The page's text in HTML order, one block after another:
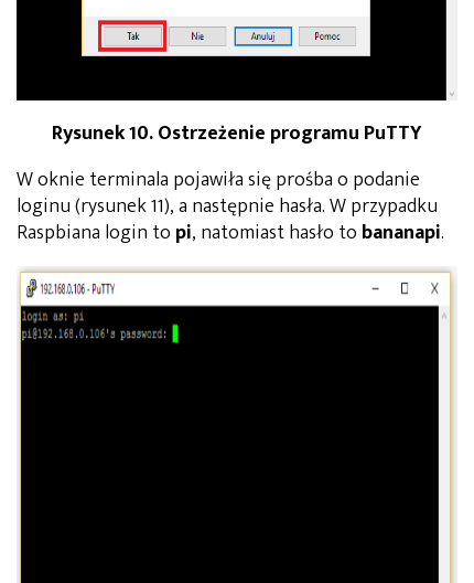
Rysunek 10. Ostrzeżenie programu PuTTY
W oknie terminala pojawiła się prośba o podanie
loginu (rysunek 11), a następnie hasła. W przypadku
Raspbiana login to pi, natomiast hasło to bananapi.